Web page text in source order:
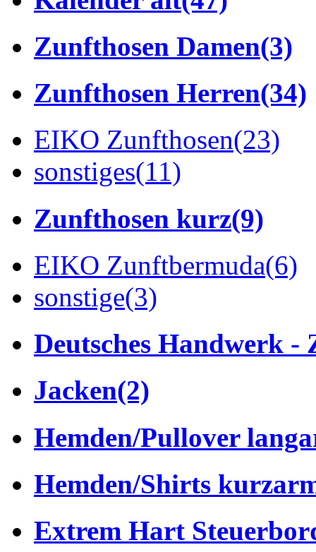
Zunfthosen Damen(3)
Zunfthosen Herren(34)
EIKO Zunfthosen(23)
sonstiges(11)
Zunfthosen kurz(9)
EIKO Zunftbermuda(6)
sonstige(3)
Deutsches Handwerk -
Jacken(2)
Hemden/Pullover
Hemden/Shirts
Extrem Hart